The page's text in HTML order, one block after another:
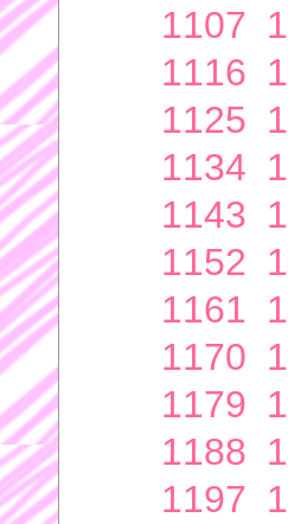
1107
1116
1125
1134
1143
1152
1161
1170
1179
1188
1197